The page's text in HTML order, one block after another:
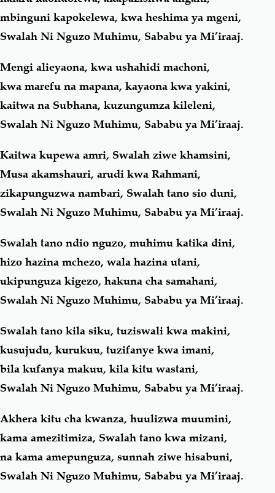
mbinguni kapokelewa, kwa heshima ya mgeni,
Swalah Ni Nguzo Muhimu, Sababu ya Mi’iraaj.
Mengi alieyaona, kwa ushahidi machoni,
kwa marefu na mapana, kayaona kwa yakini,
kaitwa na Subhana, kuzungumza kileleni,
Swalah Ni Nguzo Muhimu, Sababu ya Mi’iraaj.
Kaitwa kupewa amri, Swalah ziwe khamsini,
Musa akamshauri, arudi kwa Rahmani,
zikapunguzwa nambari, Swalah tano sio duni,
Swalah Ni Nguzo Muhimu, Sababu ya Mi’iraaj.
Swalah tano ndio nguzo, muhimu katika dini,
hizo hazina mchezo, wala hazina utani,
ukipunguza kigezo, hakuna cha samahani,
Swalah Ni Nguzo Muhimu, Sababu ya Mi’iraaj.
Swalah tano kila siku, tuziswali kwa makini,
kusujudu, kurukuu, tuzifanye kwa imani,
bila kufanya makuu, kila kitu wastani,
Swalah Ni Nguzo Muhimu, Sababu ya Mi’iraaj.
Akhera kitu cha kwanza, huulizwa muumini,
kama amezitimiza, Swalah tano kwa mizani,
na kama amepunguza, sunnah ziwe hisabuni,
Swalah Ni Nguzo Muhimu, Sababu ya Mi’iraaj.